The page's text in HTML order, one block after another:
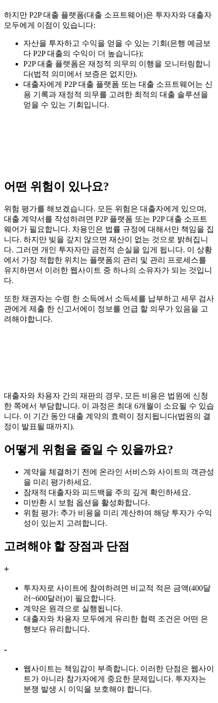
하지만 P2P 대출 플랫폼(대출 소프트웨어)은 투자자와 대출자
모두에게 이점이 있습니다:
자산을 투자하고 수익을 얻을 수 있는 기회(은행 예금보
다 P2P 대출의 수익이 더 높습니다);
P2P 대출 플랫폼은 재정적 의무의 이행을 모니터링합니
다(법적 의미에서 보증은 없지만).
대출자에게 P2P 대출 플랫폼 또는 대출 소프트웨어는 신
용 기록과 재정적 의무를 고려한 최적의 대출 솔루션을
얻을 수 있는 기회입니다.
어떤 위험이 있나요?
위험 평가를 해보겠습니다. 모든 위험은 대출자에게 있으며,
대출 계약서를 작성하려면 P2P 플랫폼 또는 P2P 대출 소프트
웨어가 필요합니다. 차용인은 법률 규정에 대해서만 책임을 집
니다. 하지만 빚을 갚지 않으면 재산이 없는 것으로 밝혀집니
다. 그러면 개인 투자자만 금전적 손실을 입게 됩니다. 이 상황
에서 가장 적합한 위치는 플랫폼의 관리 및 관리 프로세스를
유지하면서 이러한 웹사이트 중 하나의 소유자가 되는 것입니
다.
또한 채권자는 수령 한 소득에서 소득세를 납부하고 세무 검사
관에게 제출 한 신고서에이 정보를 언급 할 의무가 있음을 고
려해야합니다.
대출자와 차용자 간의 재판의 경우, 모든 비용은 법원에 신청
한 쪽에서 부담합니다. 이 과정은 최대 6개월이 소요될 수 있습
니다. 이 기간 동안 대출 계약의 효력이 정지됩니다(법원의 결
정이 발표될 때까지).
어떻게 위험을 줄일 수 있을까요?
계약을 체결하기 전에 온라인 서비스와 사이트의 객관성
을 미리 평가하세요.
잠재적 대출자와 피드백을 주의 깊게 확인하세요.
미반환 시 보험 옵션을 활성화합니다.
위험 평가: 추가 비용을 미리 계산하여 해당 투자가 수익
성이 있는지 고려합니다.
고려해야 할 장점과 단점
+
투자자로 사이트에 참여하려면 비교적 적은 금액(400달
러~600달러)이 필요합니다.
계약은 원격으로 실행됩니다.
대출자와 차용자 모두에게 유리한 협력 조건은 어떤 은
행보다 유리합니다.
-
웹사이트는 책임감이 부족합니다. 이러한 단점은 웹사이
트가 아니라 참가자에게 중요한 문제입니다. 투자자는
분쟁 발생 시 이익을 보호해야 합니다.